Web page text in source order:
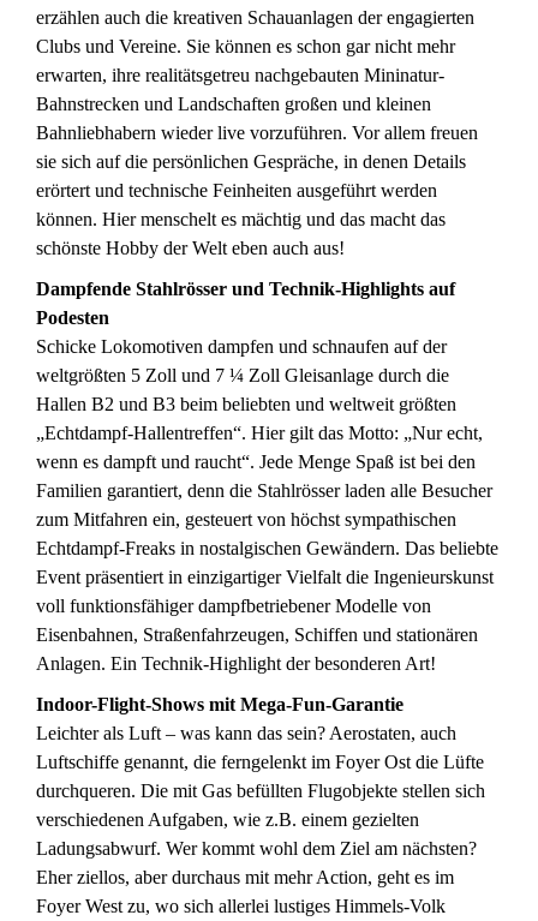
erzählen auch die kreativen Schauanlagen der engagierten
Clubs und Vereine. Sie können es schon gar nicht mehr
erwarten, ihre realitätsgetreu nachgebauten Mininatur-
Bahnstrecken und Landschaften großen und kleinen
Bahnliebhabern wieder live vorzuführen. Vor allem freuen
sie sich auf die persönlichen Gespräche, in denen Details
erörtert und technische Feinheiten ausgeführt werden
können. Hier menschelt es mächtig und das macht das
schönste Hobby der Welt eben auch aus!
Dampfende Stahlrösser und Technik-Highlights auf
Podesten
Schicke Lokomotiven dampfen und schnaufen auf der
weltgrößten 5 Zoll und 7 ¼ Zoll Gleisanlage durch die
Hallen B2 und B3 beim beliebten und weltweit größten
„Echtdampf-Hallentreffen“. Hier gilt das Motto: „Nur echt,
wenn es dampft und raucht“. Jede Menge Spaß ist bei den
Familien garantiert, denn die Stahlrösser laden alle Besucher
zum Mitfahren ein, gesteuert von höchst sympathischen
Echtdampf-Freaks in nostalgischen Gewändern. Das beliebte
Event präsentiert in einzigartiger Vielfalt die Ingenieurskunst
voll funktionsfähiger dampfbetriebener Modelle von
Eisenbahnen, Straßenfahrzeugen, Schiffen und stationären
Anlagen. Ein Technik-Highlight der besonderen Art!
Indoor-Flight-Shows mit Mega-Fun-Garantie
Leichter als Luft – was kann das sein? Aerostaten, auch
Luftschiffe genannt, die ferngelenkt im Foyer Ost die Lüfte
durchqueren. Die mit Gas befüllten Flugobjekte stellen sich
verschiedenen Aufgaben, wie z.B. einem gezielten
Ladungsabwurf. Wer kommt wohl dem Ziel am nächsten?
Eher ziellos, aber durchaus mit mehr Action, geht es im
Foyer West zu, wo sich allerlei lustiges Himmels-Volk